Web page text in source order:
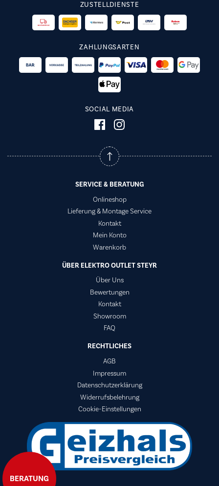
BERATUNG
ZUSTELLDIENSTE
ZAHLUNGSARTEN
SOCIAL MEDIA
SERVICE & BERATUNG
Onlineshop
Lieferung & Montage Service
Kontakt
Mein Konto
Warenkorb
ÜBER ELEKTRO OUTLET STEYR
Über Uns
Bewertungen
Kontakt
Showroom
FAQ
RECHTLICHES
AGB
Impressum
Datenschutzerklärung
Widerrufsbelehrung
Cookie-Einstellungen